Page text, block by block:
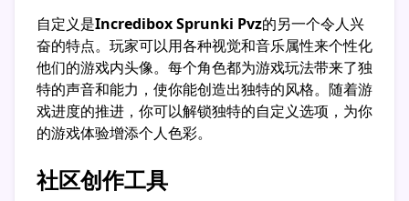
自定义是Incredibox Sprunki Pvz的另一个令人兴
奋的特点。玩家可以用各种视觉和音乐属性来个性化
他们的游戏内头像。每个角色都为游戏玩法带来了独
特的声音和能力，使你能创造出独特的风格。随着游
戏进度的推进，你可以解锁独特的自定义选项，为你
的游戏体验增添个人色彩。
社区创作工具